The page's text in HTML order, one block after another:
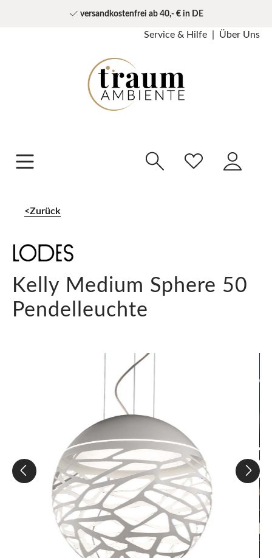
versandkostenfrei ab 40,- € in DE
Service & Hilfe Über Uns
Zurück
Kelly Medium Sphere 50
Pendelleuchte